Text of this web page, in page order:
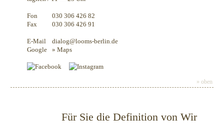
Fon
030 306 426 82
Fax
030 306 426 91
E-Mail
dialog@looms-berlin.de
Google
» Maps
» oben
Für Sie die Definition von Wir